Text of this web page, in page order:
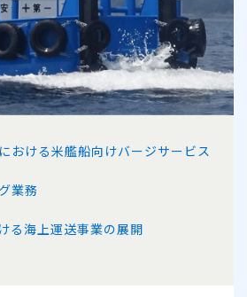
おける米艦船向けバージサービス
業務
る海上運送事業の展開